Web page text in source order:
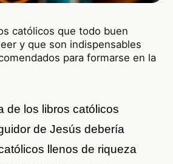
católicos que todo buen
y que son indispensables
para formarse en la
de los libros católicos
de Jesús debería
llenos de riqueza